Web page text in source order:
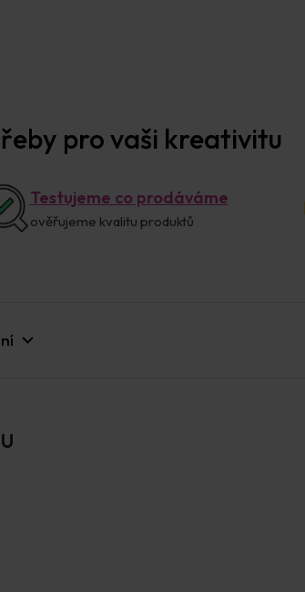
pro vaši kreativitu
Testujeme co prodáváme
ověřujeme kvalitu produktů